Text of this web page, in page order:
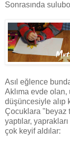
Sonrasında
Asıl eğlence
Aklıma evde
düşüncesiyle alıp
Çocuklara "beyaz
yaptılar,
çok keyif aldılar: